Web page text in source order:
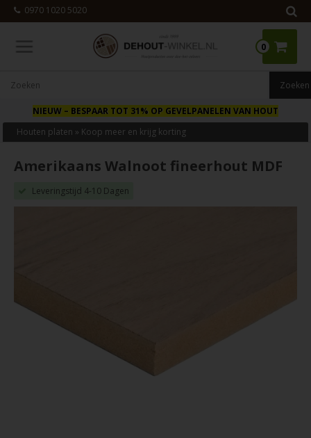
0970 1020 5020
0
NIEUW – BESPAAR TOT 31% OP GEVELPANELEN VAN HOUT
Houten platen » Koop meer en krijg korting
Amerikaans Walnoot fineerhout MDF
Leveringstijd 4-10 Dagen